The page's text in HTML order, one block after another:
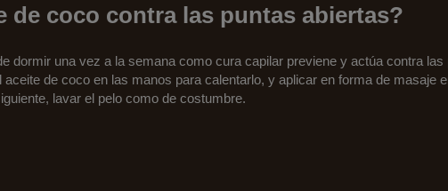
de coco contra las puntas abiertas?
dormir una vez a la semana como cura capilar previene y actúa contra las
de coco en las manos para calentarlo, y aplicar en forma de masaje
lavar el pelo como de costumbre.